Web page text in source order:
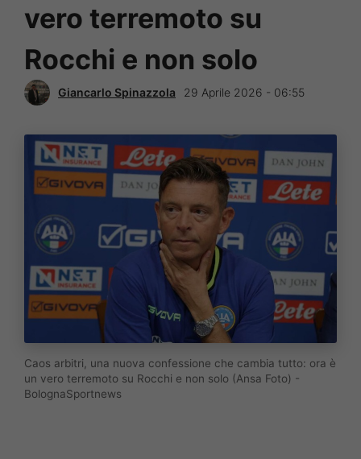
vero terremoto su
Rocchi e non solo
Giancarlo Spinazzola 29 Aprile 2026 - 06:55
Caos arbitri, una nuova confessione che cambia tutto: ora è
un vero terremoto su Rocchi e non solo (Ansa Foto) -
BolognaSportnews